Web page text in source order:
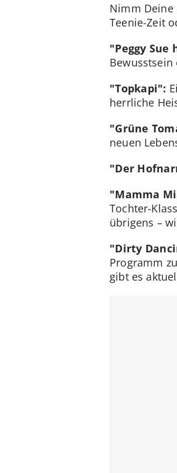
Nimm Deine
Teenie-Zeit
"Peggy
Bewusstsein
"Topkapi":
herrliche
"Grüne
neuen
"Der
"Mamma
Tochter-
übrigens –
"Dirty
Programm
gibt es